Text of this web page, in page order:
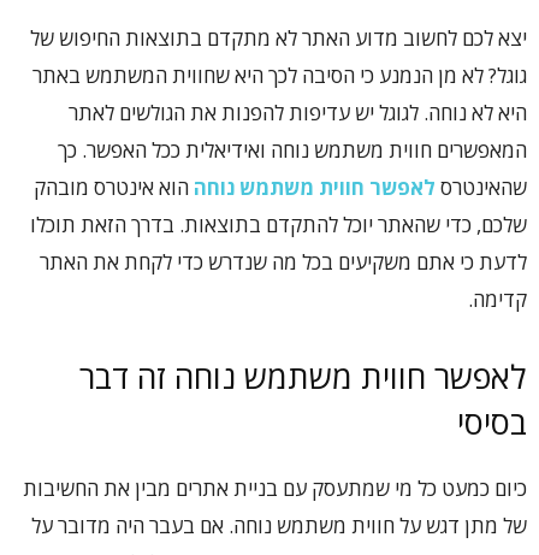
יצא לכם לחשוב מדוע האתר לא מתקדם בתוצאות החיפוש של
גוגל? לא מן הנמנע כי הסיבה לכך היא שחווית המשתמש באתר
היא לא נוחה. לגוגל יש עדיפות להפנות את הגולשים לאתר
המאפשרים חווית משתמש נוחה ואידיאלית ככל האפשר. כך
שהאינטרס לאפשר חווית משתמש נוחה הוא אינטרס מובהק
שלכם, כדי שהאתר יוכל להתקדם בתוצאות. בדרך הזאת תוכלו
לדעת כי אתם משקיעים בכל מה שנדרש כדי לקחת את האתר
קדימה.
לאפשר חווית משתמש נוחה זה דבר
בסיסי
כיום כמעט כל מי שמתעסק עם בניית אתרים מבין את החשיבות
של מתן דגש על חווית משתמש נוחה. אם בעבר היה מדובר על